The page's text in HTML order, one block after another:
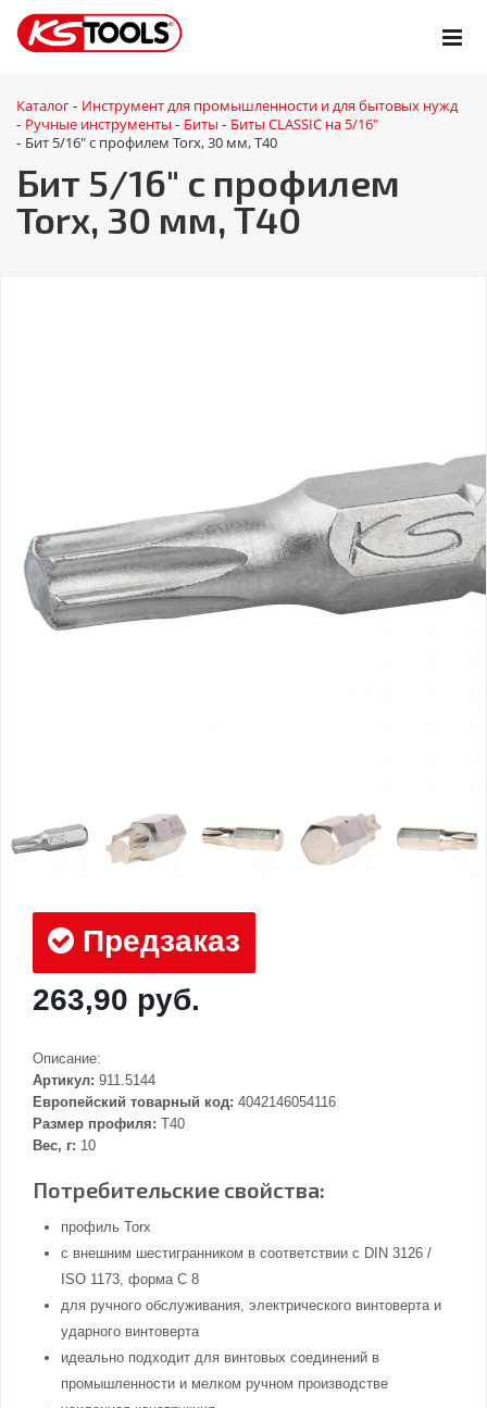
Каталог - Инструмент для промышленности и для бытовых нужд
- Ручные инструменты - Биты - Биты CLASSIC на 5/16"
- Бит 5/16" с профилем Torx, 30 мм, Т40
Бит 5/16" с профилем
Torx, 30 мм, Т40
Предзаказ
263,90 руб.
Описание:
Артикул: 911.5144
Европейский товарный код: 4042146054116
Размер профиля: T40
Вес, г: 10
Потребительские свойства:
профиль Torx
с внешним шестигранником в соответствии с DIN 3126 /
ISO 1173, форма С 8
для ручного обслуживания, электрического винтоверта и
ударного винтоверта
идеально подходит для винтовых соединений в
промышленности и мелком ручном производстве